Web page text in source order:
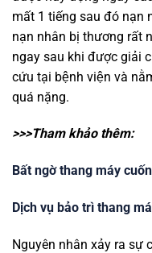
mất 1 tiếng sau đó nạn
nạn nhân bị thương rất
ngay sau khi được giải
cứu tại bệnh viện và
quá nặng.
>>>Tham khảo thêm:
Bất ngờ thang máy
Dịch vụ bảo trì thang
Nguyên nhân xảy ra sự